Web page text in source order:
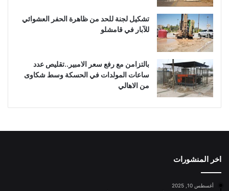
تشكيل لجنة للحد من ظاهرة الحفر العشوائي
للآبار في قامشلو
بالتزامن مع رفع سعر الامبير..تقليص عدد
ساعات المولدات في الحسكة وسط شكاوى
من الاهالي
اخر المنشورات
أغسطس 10, 2025